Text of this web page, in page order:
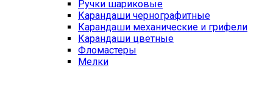
Ручки шариковые
Карандаши чернографитные
Карандаши механические и грифели
Карандаши цветные
Фломастеры
Мелки